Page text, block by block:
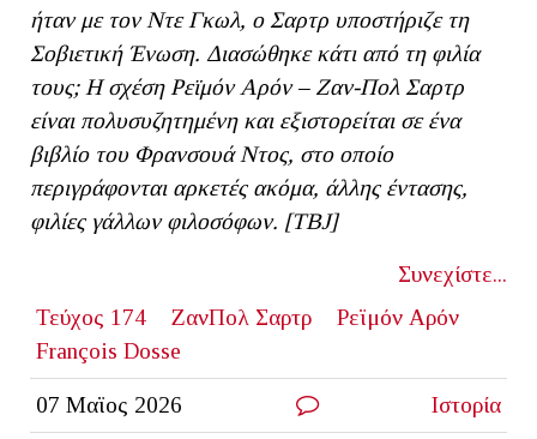
ήταν με τον Ντε Γκωλ, ο Σαρτρ υποστήριζε τη
Σοβιετική Ένωση. Διασώθηκε κάτι από τη φιλία
τους; Η σχέση Ρεϊμόν Αρόν – Ζαν-Πολ Σαρτρ
είναι πολυσυζητημένη και εξιστορείται σε ένα
βιβλίο του Φρανσουά Ντος, στο οποίο
περιγράφονται αρκετές ακόμα, άλλης έντασης,
φιλίες γάλλων φιλοσόφων. [TBJ]
Συνεχίστε...
Τεύχος 174
ΖανΠολ Σαρτρ
Ρεϊμόν Αρόν
François Dosse
07 Μαϊος 2026 Ιστορία